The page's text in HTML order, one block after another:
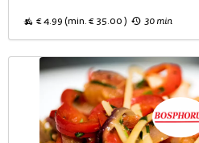
€ 4.99 (min. € 35.00 ) 30 min